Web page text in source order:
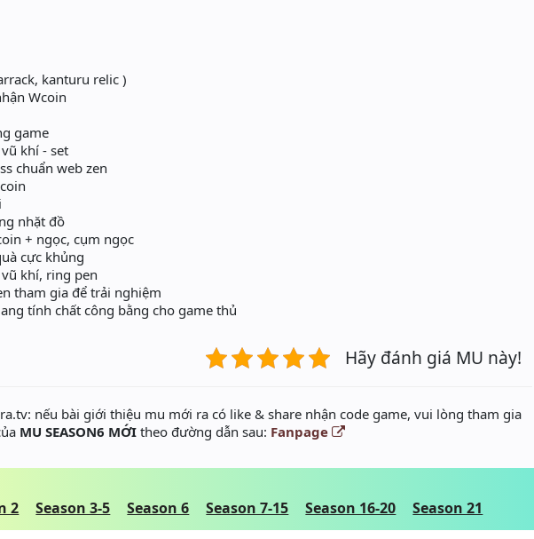
kanturu relic )
Wcoin
game
khí - set
chuẩn web zen
nhặt đồ
+ ngọc, cụm ngọc
cực khủng
khí, ring pen
tham gia để trải nghiệm
tính chất công bằng cho game thủ
Hãy đánh giá MU này!
nếu bài giới thiệu mu mới ra có like & share nhận code game, vui lòng tham gia
MU SEASON6 MỚI theo đường dẫn sau: Fanpage
2 Season 3-5 Season 6 Season 7-15 Season 16-20 Season 21